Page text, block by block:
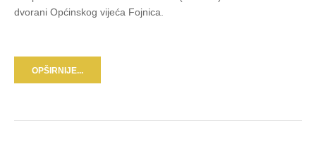
dvorani Općinskog vijeća Fojnica.
OPŠIRNIJE...